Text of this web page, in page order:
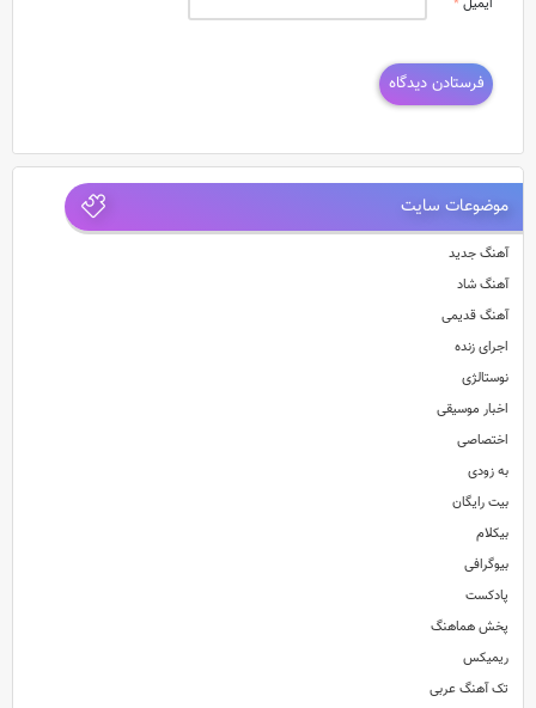
ایمیل*
موضوعات سایت
آهنگ جدید
آهنگ شاد
آهنگ قدیمی
اجرای زنده
نوستالژی
اخبار موسیقی
اختصاصی
به زودی
بیت رایگان
بیکلام
بیوگرافی
پادکست
پخش هماهنگ
ریمیکس
تک آهنگ عربی